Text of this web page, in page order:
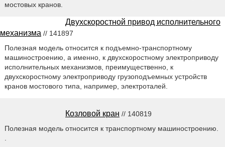
мостовых кранов.
Двухскоростной привод исполнительного
механизма // 141897
Полезная модель относится к подъемно-транспортному
машиностроению, а именно, к двухскоростному электроприводу
исполнительных механизмов, преимущественно, к
двухскоростному электроприводу грузоподъемных устройств
кранов мостового типа, например, электроталей.
Козловой кран // 140819
Полезная модель относится к транспортному машиностроению.